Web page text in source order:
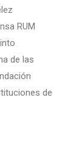
RUM
de las
de